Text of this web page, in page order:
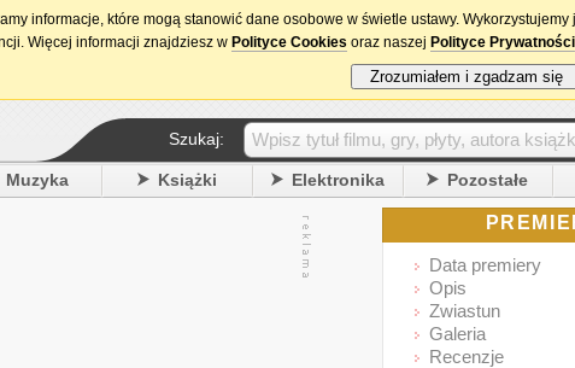
15. urodziny DataPremiery.pl
Szukaj:
Muzyka Książki Elektronika Pozostałe
Data premiery
Opis
Zwiastun
Galeria
Recenzje
informacje, które mogą stanowić dane osobowe w świetle ustawy. Wykorzystujemy
Więcej informacji znajdziesz w Polityce Cookies oraz naszej Polityce Prywatności
Zrozumiałem i zgadzam się